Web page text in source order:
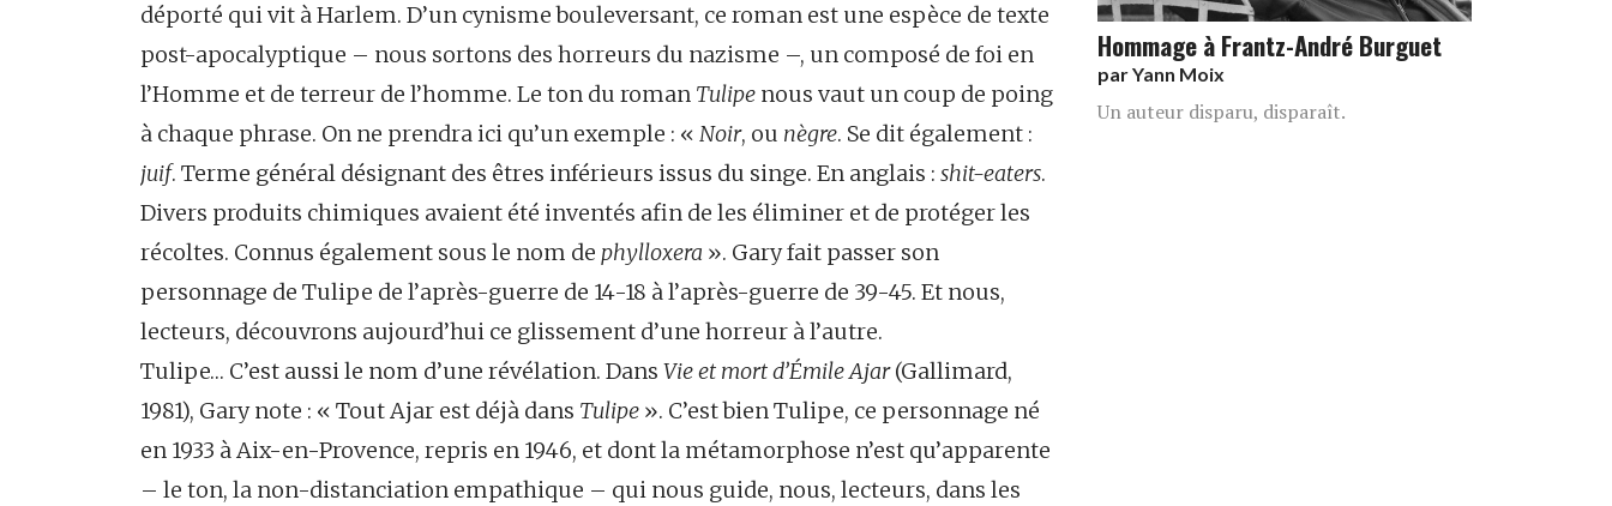
déporté qui vit à Harlem. D’un cynisme bouleversant, ce roman est une espèce de texte
post-apocalyptique – nous sortons des horreurs du nazisme –, un composé de foi en
l’Homme et de terreur de l’homme. Le ton du roman Tulipe nous vaut un coup de poing
à chaque phrase. On ne prendra ici qu’un exemple : « Noir, ou nègre. Se dit également :
juif. Terme général désignant des êtres inférieurs issus du singe. En anglais : shit-eaters.
Divers produits chimiques avaient été inventés afin de les éliminer et de protéger les
récoltes. Connus également sous le nom de phylloxera ». Gary fait passer son
personnage de Tulipe de l’après-guerre de 14-18 à l’après-guerre de 39-45. Et nous,
lecteurs, découvrons aujourd’hui ce glissement d’une horreur à l’autre.
Tulipe… C’est aussi le nom d’une révélation. Dans Vie et mort d’Émile Ajar(Gallimard,
1981), Gary note : « Tout Ajar est déjà dans Tulipe ». C’est bien Tulipe, ce personnage né
en 1933 à Aix-en-Provence, repris en 1946, et dont la métamorphose n’est qu’apparente
– le ton, la non-distanciation empathique – qui nous guide, nous, lecteurs, dans les
Hommage à Frantz-André Burguet
parYann Moix
Un auteur disparu, disparaît.